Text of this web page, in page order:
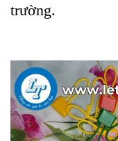
trường.